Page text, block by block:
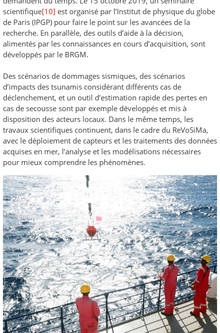
scientifique[10] est organisé par l’Institut de physique du globe
de Paris (IPGP) pour faire le point sur les avancées de la
recherche. En parallèle, des outils d’aide à la décision,
alimentés par les connaissances en cours d’acquisition, sont
développés par le BRGM.
Des scénarios de dommages sismiques, des scénarios
d’impacts des tsunamis considérant différents cas de
déclenchement, et un outil d’estimation rapide des pertes en
cas de secousse sont par exemple développés et mis à
disposition des acteurs locaux. Dans le même temps, les
travaux scientifiques continuent, dans le cadre du ReVoSiMa,
avec le déploiement de capteurs et les traitements des données
acquises en mer, l’analyse et les modélisations nécessaires
pour mieux comprendre les phénomènes.